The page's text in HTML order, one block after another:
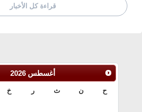
قراءة كل الأخبار
أغسطس 2026
ح ن ث ر خ